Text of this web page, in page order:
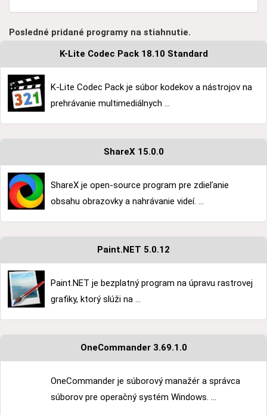
Posledné pridané programy na stiahnutie.
K-Lite Codec Pack 18.10 Standard
K-Lite Codec Pack je súbor kodekov a nástrojov na
prehrávanie multimediálnych ...
ShareX 15.0.0
ShareX je open-source program pre zdieľanie
obsahu obrazovky a nahrávanie videí. ...
Paint.NET 5.0.12
Paint.NET je bezplatný program na úpravu rastrovej
grafiky, ktorý slúži na ...
OneCommander 3.69.1.0
OneCommander je súborový manažér a správca
súborov pre operačný systém Windows. ...